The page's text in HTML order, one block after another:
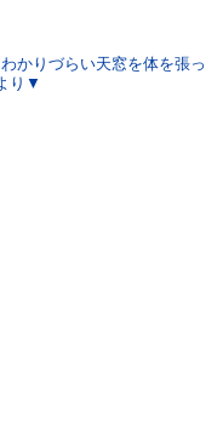
わかりづらい天窓を体を張っ
り▼